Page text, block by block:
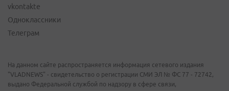
vkontakte
Одноклассники
Телеграм
На данном сайте распространяется информация сетевого издания
"VLADNEWS" - свидетельство о регистрации СМИ ЭЛ № ФС 77 - 72742,
выдано Федеральной службой по надзору в сфере связи,